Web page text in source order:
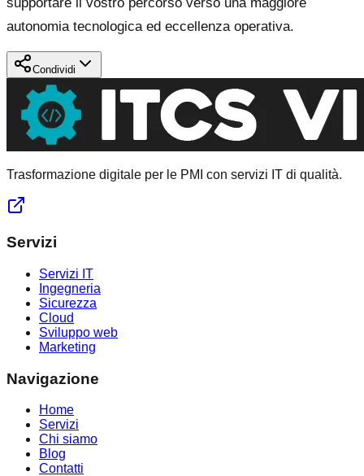
supportare il vostro percorso verso una maggiore
autonomia tecnologica ed eccellenza operativa.
Condividi
Trasformazione digitale per le PMI con servizi IT di qualità.
Servizi
Servizi IT
Ingegneria
Sicurezza
Cloud
Sviluppo web
Marketing
Navigazione
Home
Servizi
Chi siamo
Blog
Contatti